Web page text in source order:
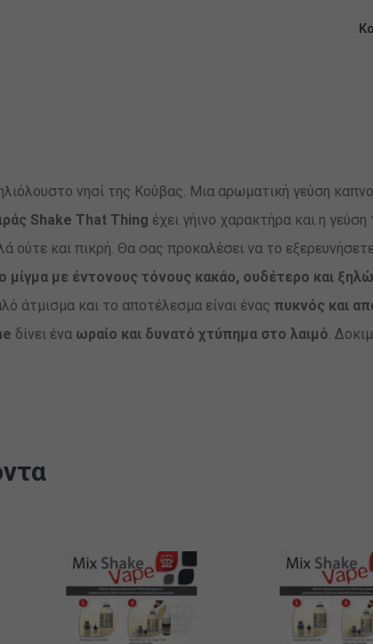
νησί της Κούβας. Μια αρωματική γεύση
Shake That Thing έχει γήινο χαρακτήρα και η
ούτε και πικρή. Θα σας προκαλέσει να το
μίγμα με έντονους τόνους κακάο, ουδέτερο και
άτμισμα και το αποτέλεσμα είναι ένας πυκνός και
δίνει ένα ωραίο και δυνατό χτύπημα στο λαιμό.